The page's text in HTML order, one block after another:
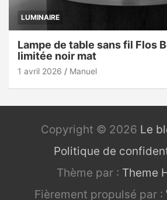
LUMINAIRE
Lampe de table sans fil Flos
limitée noir mat
1 avril 2026 Manuel
Copyright © 2026 Le
Politique de
Thème par : Theme
Fièrement propulsé par :